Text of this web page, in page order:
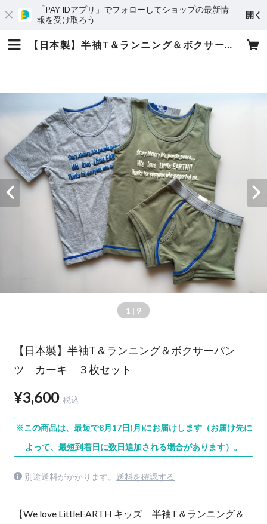
「PAY IDアプリ」でフォローしてショップの最新情
報を受け取ろう
開く
【日本製】半袖T＆ランニング＆ボクサーパンツ カーキ ３枚セット | LittleEARTH
1 | 9
【日本製】半袖T＆ランニング＆ボクサーパン
ツ カーキ ３枚セット
¥3,600 税込
※この商品は、最短で8月17日(月)にお届けします（お届け先に
よって、最短到着日に数日追加される場合があります）。
別途送料がかかります。 送料を確認する
【We love LittleEARTH キッズ 半袖T＆ランニング＆